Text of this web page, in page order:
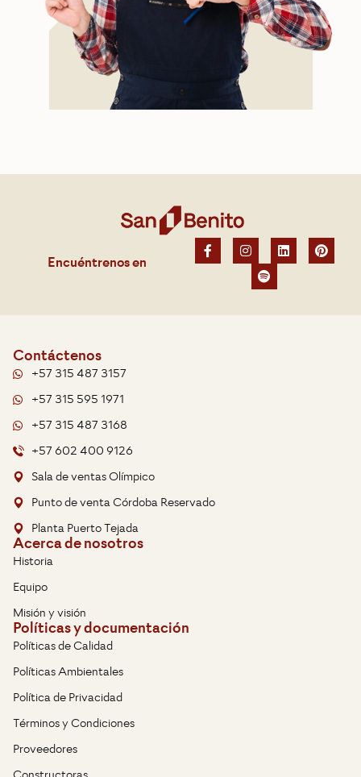
Encuéntrenos en
Contáctenos
+57 315 487 3157
+57 315 595 1971
+57 315 487 3168
+57 602 400 9126
Sala de ventas Olímpico
Punto de venta Córdoba Reservado
Planta Puerto Tejada
Acerca de nosotros
Historia
Equipo
Misión y visión
Políticas y documentación
Políticas de Calidad
Políticas Ambientales
Política de Privacidad
Términos y Condiciones
Proveedores